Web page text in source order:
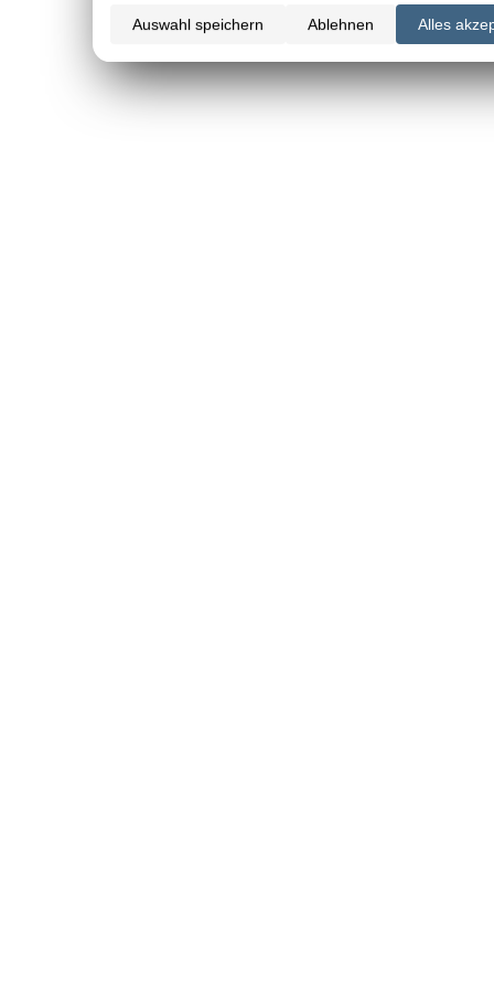
Auswahl speichern Ablehnen Alles